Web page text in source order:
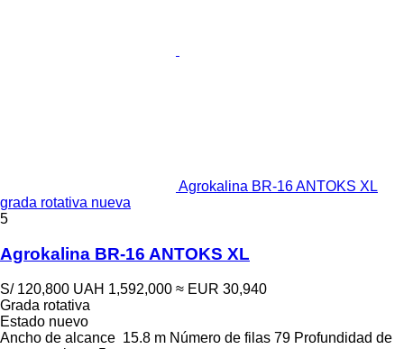
Agrokalina BR-16 ANTOKS XL
grada rotativa nueva
5
Agrokalina BR-16 ANTOKS XL
S/ 120,800 UAH 1,592,000 ≈ EUR 30,940
Grada rotativa
Estado nuevo
Ancho de alcance 15.8 m Número de filas 79 Profundidad de